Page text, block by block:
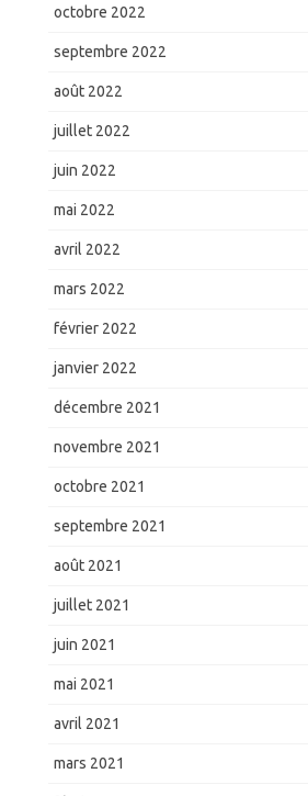
octobre 2022
septembre 2022
août 2022
juillet 2022
juin 2022
mai 2022
avril 2022
mars 2022
février 2022
janvier 2022
décembre 2021
novembre 2021
octobre 2021
septembre 2021
août 2021
juillet 2021
juin 2021
mai 2021
avril 2021
mars 2021